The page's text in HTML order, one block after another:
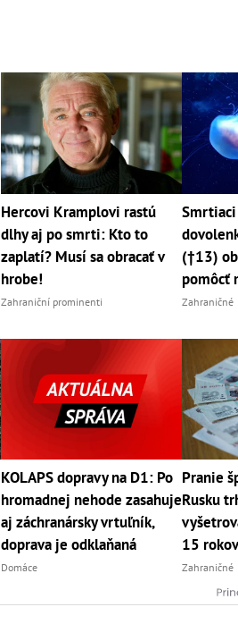
Hercovi Kramplovi rastú
dlhy aj po smrti: Kto to
zaplatí? Musí sa obracať v
hrobe!
Zahraniční prominenti
(†13)
pomôcť
Zahraničné
KOLAPS dopravy na D1: Po
hromadnej nehode zasahuje
aj záchranársky vrtuľník,
doprava je odklaňaná
Domáce
Pranie
Rusku
15
Zahraničné